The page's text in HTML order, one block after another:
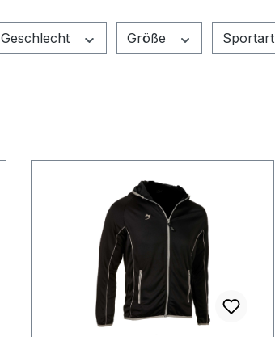
Geschlecht Größe Sportart